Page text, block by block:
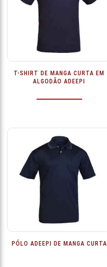
T-SHIRT DE MANGA CURTA EM
ALGODÃO ADEEPI
PÓLO ADEEPI DE MANGA CURTA